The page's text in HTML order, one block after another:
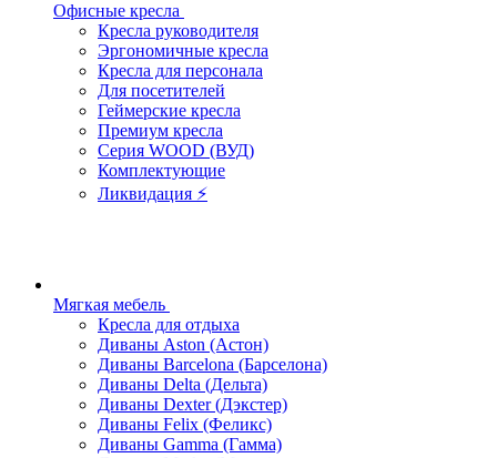
Офисные кресла
Кресла руководителя
Эргономичные кресла
Кресла для персонала
Для посетителей
Геймерские кресла
Премиум кресла
Серия WOOD (ВУД)
Комплектующие
Ликвидация ⚡
Мягкая мебель
Кресла для отдыха
Диваны Aston (Астон)
Диваны Barcelona (Барселона)
Диваны Delta (Дельта)
Диваны Dexter (Дэкстер)
Диваны Felix (Феликс)
Диваны Gamma (Гамма)